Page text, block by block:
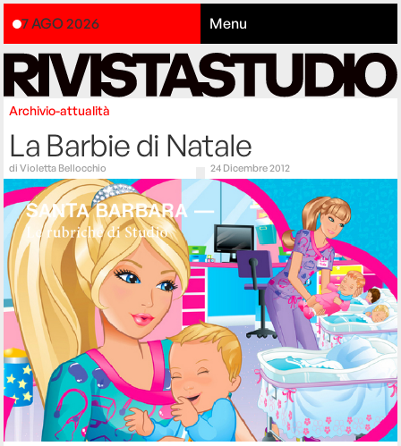
7 AGO 2026 Menu
Archivio-attualità
La Barbie di Natale
diVioletta Bellocchio 24 Dicembre 2012